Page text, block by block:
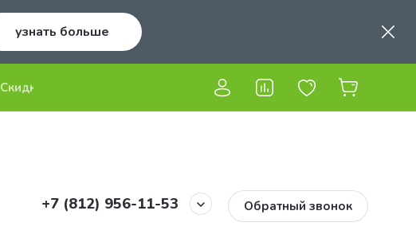
узнать больше
Скидки Контакты
+7 (812) 956-11-53 Обратный звонок